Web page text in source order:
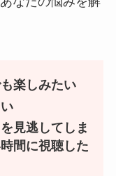
楽しみたい
見逃してしま
間に視聴した